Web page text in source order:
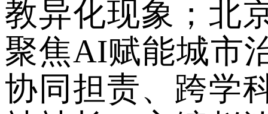
教异化现象；北
聚焦AI赋能城市
协同担责、跨学